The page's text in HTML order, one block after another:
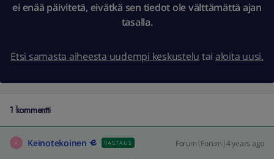
ei enää päivitetä, eivätkä sen tiedot ole välttämättä ajan
tasalla.
Etsi samasta aiheesta uudempi keskustelu tai aloita uusi.
1 kommentti
K Keinotekoinen VASTAUS Forum|Forum|4 years ago